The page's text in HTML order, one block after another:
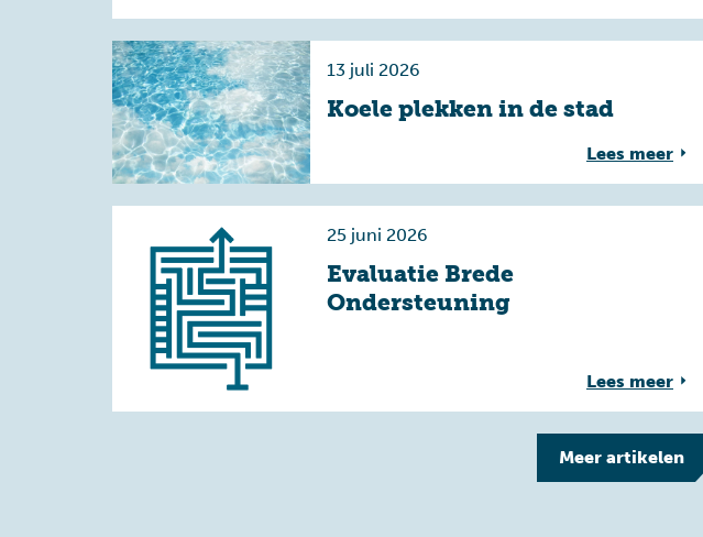
13 juli 2026
Koele plekken in de stad
Lees meer
25 juni 2026
Evaluatie Brede
Ondersteuning
Lees meer
Meer artikelen